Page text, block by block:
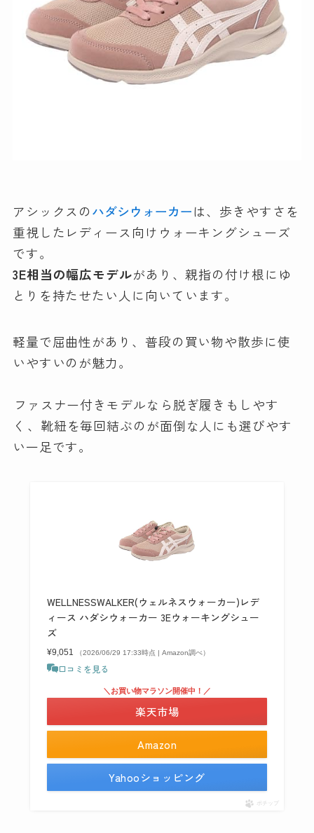
アシックスのハダシウォーカーは、歩きやすさを
重視したレディース向けウォーキングシューズ
です。
3E相当の幅広モデルがあり、親指の付け根にゆ
とりを持たせたい人に向いています。
軽量で屈曲性があり、普段の買い物や散歩に使
いやすいのが魅力。
ファスナー付きモデルなら脱ぎ履きもしやす
く 、靴紐を毎回結ぶのが面倒な人にも選びやす
い一足です。
WELLNESSWALKER(ウェルネスウォーカー)レデ
ィース ハダシウォーカー 3Eウォーキングシュー
ズ
¥9,051 （2026/06/29 17:33時点 | Amazon調べ）
口コミを見る
Amazon
＼お買い物マラソン開催中！／
楽天市場
Yahooショッピング
ポチップ